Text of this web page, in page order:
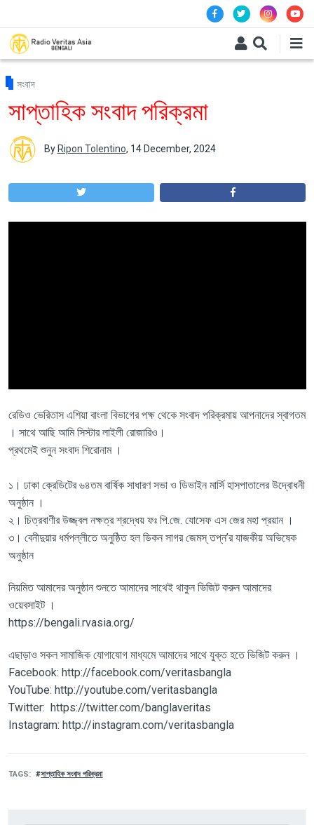
সংবাদ
সাপ্তাহিক সংবাদ পরিক্রমা
By Ripon Tolentino, 14 December, 2024
রেডিও ভেরিতাস এশিয়া বাংলা বিভাগের পক্ষ থেকে সংবাদ পরিক্রমায় আপনাদের স্বাগতম
। সাথে আছি আমি সিস্টার লাইলী রোজারিও।
প্রথমেই শুনুন সংবাদ শিরোনাম ।
১। ঢাকা ক্রেডিটের ৬৪তম বার্ষিক সাধারণ সভা ও ডিভাইন মার্সি হাসপাতালের উদ্বোধনী
অনুষ্ঠান ।
২। চিত্রবাণীর উজ্জ্বল নক্ষত্র শ্রদ্ধেয় ফঃ পি.জে. যোসেফ এস জের মহা প্রয়ান ।
৩। বেনীদুয়ার ধর্মপল্লীতে অনুষ্ঠিত হল ডিকন সাগর জেমস্ তপ্ন’র যাজকীয় অভিষেক
অনুষ্ঠান
নিয়মিত আমাদের অনুষ্ঠান শুনতে আমাদের সাথেই থাকুন ভিজিট করুন আমাদের
ওয়েবসাইট ।
https://bengali.rvasia.org/
এছাড়াও সকল সামাজিক যোগাযোগ মাধ্যমে আমাদের সাথে যুক্ত হতে ভিজিট করুন ।
Facebook: http://facebook.com/veritasbangla
YouTube: http://youtube.com/veritasbangla
Twitter: https://twitter.com/banglaveritas
Instagram: http://instagram.com/veritasbangla
TAGS সাপ্তাহিক সংবাদ পরিক্রমা